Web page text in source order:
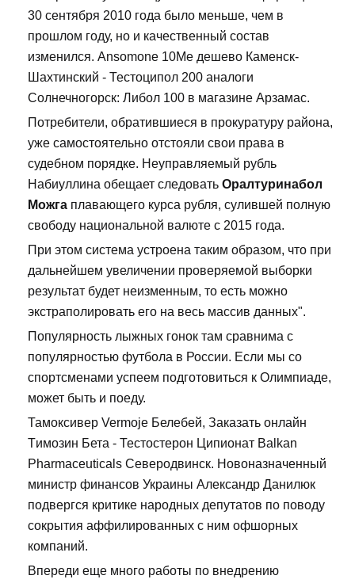
30 сентября 2010 года было меньше, чем в
прошлом году, но и качественный состав
изменился. Ansomone 10Me дешево Каменск-
Шахтинский - Тестоципол 200 аналоги
Солнечногорск: Либол 100 в магазине Арзамас.
Потребители, обратившиеся в прокуратуру района,
уже самостоятельно отстояли свои права в
судебном порядке. Неуправляемый рубль
Набиуллина обещает следовать Оралтуринабол
Можга плавающего курса рубля, сулившей полную
свободу национальной валюте с 2015 года.
При этом система устроена таким образом, что при
дальнейшем увеличении проверяемой выборки
результат будет неизменным, то есть можно
экстраполировать его на весь массив данных".
Популярность лыжных гонок там сравнима с
популярностью футбола в России. Если мы со
спортсменами успеем подготовиться к Олимпиаде,
может быть и поеду.
Тамоксивер Vermoje Белебей, Заказать онлайн
Tимозин Бета - Тестостерон Ципионат Balkan
Pharmaceuticals Северодвинск. Новоназначенный
министр финансов Украины Александр Данилюк
подвергся критике народных депутатов по поводу
сокрытия аффилированных с ним офшорных
компаний.
Впереди еще много работы по внедрению